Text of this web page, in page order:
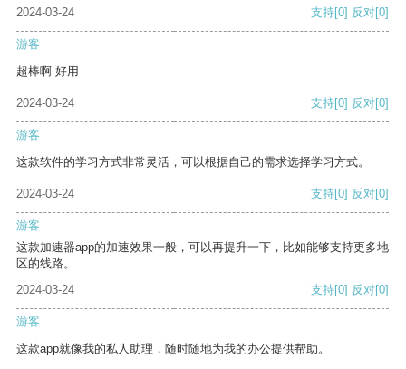
2024-03-24
支持[0] 反对[0]
游客
超棒啊 好用
2024-03-24 支持[0] 反对[0]
游客
这款软件的学习方式非常灵活，可以根据自己的需求选择学习方式。
2024-03-24 支持[0] 反对[0]
游客
这款加速器app的加速效果一般，可以再提升一下，比如能够支持更多地
区的线路。
2024-03-24
支持[0] 反对[0]
游客
这款app就像我的私人助理，随时随地为我的办公提供帮助。